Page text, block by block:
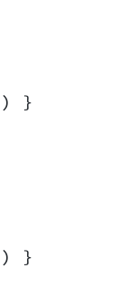
) }
) }